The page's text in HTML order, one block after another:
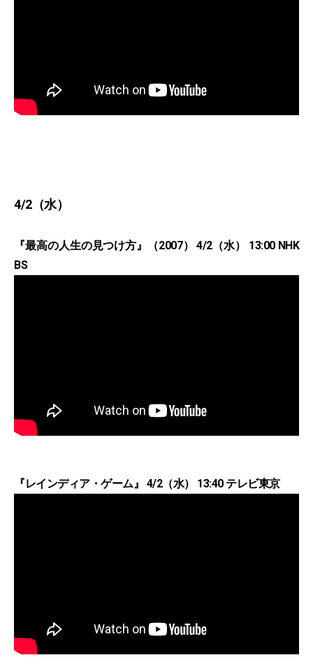
4/2（水）
『最高の人生の見つけ方』（2007） 4/2（水） 13:00 NHK
BS
『レインディア・ゲーム』 4/2（水） 13:40 テレビ東京